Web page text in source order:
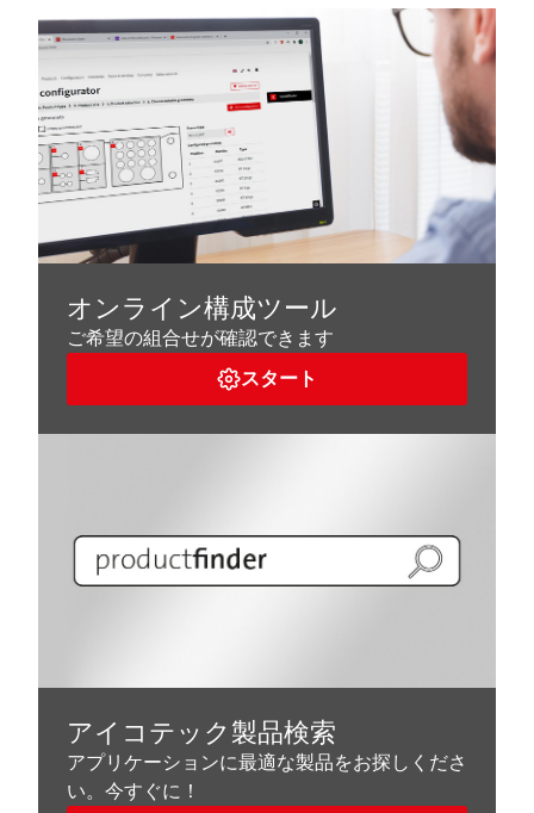
オンライン構成ツール
ご希望の組合せが確認できます
スタート
アイコテック製品検索
アプリケーションに最適な製品をお探しくださ
い。今すぐに！